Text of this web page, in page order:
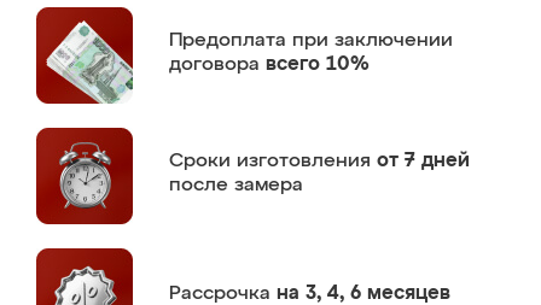
Предоплата при заключении
договора всего 10%
Сроки изготовления от 7 дней
после замера
Рассрочка на 3, 4, 6 месяцев